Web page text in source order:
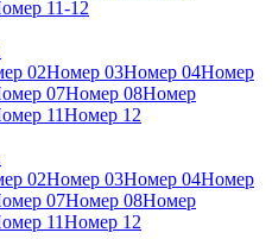
11-12
02Номер 03Номер 04Номер
07Номер 08Номер
11Номер 12
02Номер 03Номер 04Номер
07Номер 08Номер
11Номер 12